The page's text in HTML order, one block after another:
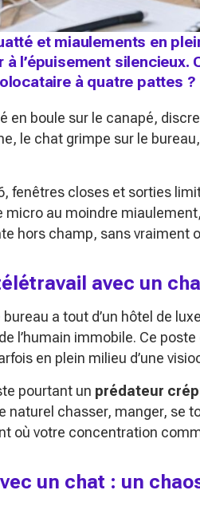
et miaulements en
à l’épuisement
à quatre pattes ?
en boule sur le canapé,
le chat grimpe sur le
fenêtres closes et sorties
micro au moindre
hors champ, sans vraiment
avec un
a tout d’un hôtel de
l’humain immobile. Ce poste
en plein milieu d’une
pourtant un prédateur
naturel chasser, manger, se
où votre concentration
un chat : un